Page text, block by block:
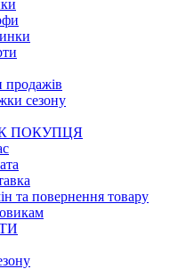
продажів
сезону
ПОКУПЦЯ
та повернення товару